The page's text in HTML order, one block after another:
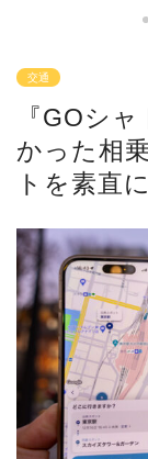
交通
『GOシ
かった相
トを素直